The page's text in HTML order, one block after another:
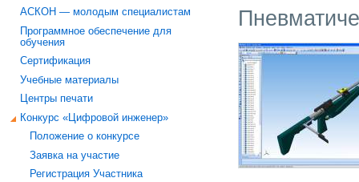
АСКОН — молодым специалистам
Программное обеспечение для
обучения
Сертификация
Учебные материалы
Центры печати
Конкурс «Цифровой инженер»
Положение о конкурсе
Заявка на участие
Регистрация Участника